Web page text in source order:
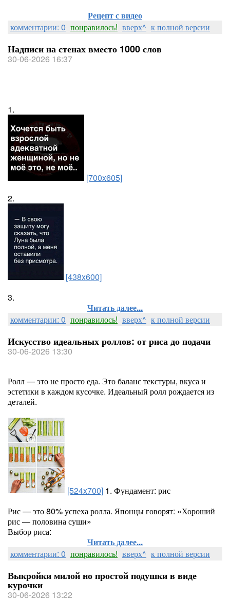
Рецепт с видео
комментарии: 0 понравилось! вверх^ к полной версии
Надписи на стенах вместо 1000 слов
30-06-2026 16:37
1.
[700x605]
2.
[438x600]
3.
Читать далее...
комментарии: 0 понравилось! вверх^ к полной версии
Искусство идеальных роллов: от риса до подачи
30-06-2026 13:30
Ролл — это не просто еда. Это баланс текстуры, вкуса и
эстетики в каждом кусочке. Идеальный ролл рождается из
деталей.
[524x700] 1. Фундамент: рис
Рис — это 80% успеха ролла. Японцы говорят: «Хороший
рис — половина суши»
Выбор риса:
Читать далее...
комментарии: 0 понравилось! вверх^ к полной версии
Выкройки милой но простой подушки в виде
курочки
30-06-2026 13:22